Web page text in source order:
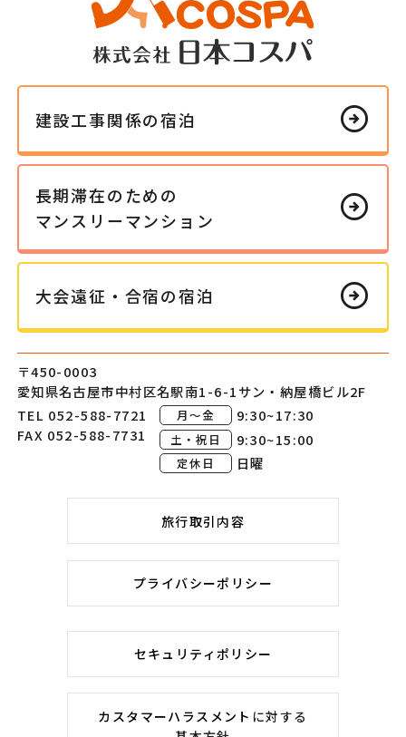
建設工事関係の宿泊 arrow_circle_right
長期滞在の ための
マンスリーマンション arrow_circle_right
大会遠征・ 合宿の宿泊 arrow_circle_right
〒450-0003
愛知県名古屋市中村区名駅南1-6-1サン・納屋橋ビル2F
TEL 052-588-7721
FAX 052-588-7731
月～金 9:30~17:30
土・祝日 9:30~15:00
定休日 日曜
旅行取引内容
プライバシーポリシー
セキュリティポリシー
カスタマーハラスメント に対する